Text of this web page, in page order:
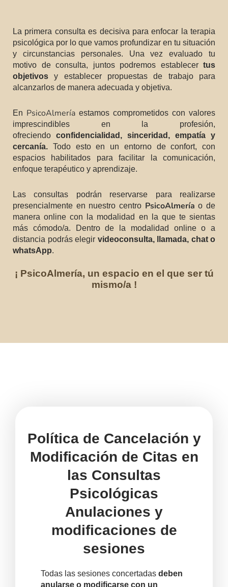
La primera consulta es decisiva para enfocar la terapia
psicológica por lo que vamos profundizar en tu situación
y circunstancias personales. Una vez evaluado tu
motivo de consulta, juntos podremos establecer tus
objetivos y establecer propuestas de trabajo para
alcanzarlos de manera adecuada y objetiva.
En PsicoAlmería estamos comprometidos con valores
imprescindibles en la profesión,
ofreciendo confidencialidad, sinceridad, empatía y
cercanía. Todo esto en un entorno de confort, con
espacios habilitados para facilitar la comunicación,
enfoque terapéutico y aprendizaje.
Las consultas podrán reservarse para realizarse
presencialmente en nuestro centro PsicoAlmería o de
manera online con la modalidad en la que te sientas
más cómodo/a. Dentro de la modalidad online o a
distancia podrás elegir videoconsulta, llamada, chat o
whatsApp.
¡ PsicoAlmería, un espacio en el que ser tú
mismo/a !
Política de Cancelación y
Modificación de Citas en
las Consultas
Psicológicas
Anulaciones y
modificaciones de
sesiones
Todas las sesiones concertadas deben
anularse o modificarse con un